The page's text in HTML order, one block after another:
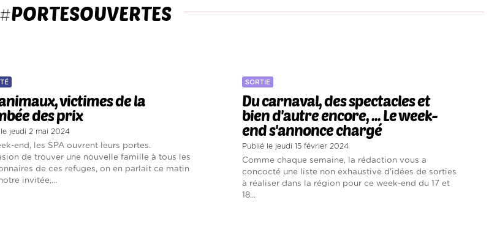
#PORTESOUVERTES
victimes de la
des prix
le jeudi 2 mai 2024
end, les SPA ouvrent leurs portes.
de trouver une nouvelle famille à tous les
de ces refuges, on en parlait ce matin
invitée,...
SORTIE
Du carnaval, des spectacles et
bien d'autre encore, ... Le week-
end s'annonce chargé
Publié le jeudi 15 février 2024
Comme chaque semaine, la rédaction vous a
concocté une liste non exhaustive d'idées de sorties
à réaliser dans la région pour ce week-end du 17 et
18...